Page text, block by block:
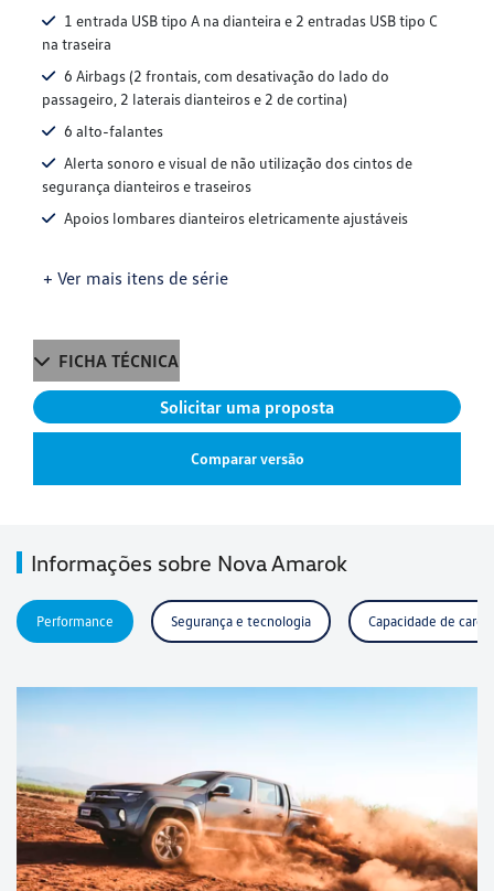
1 entrada USB tipo A na dianteira e 2 entradas USB tipo C
na traseira
6 Airbags (2 frontais, com desativação do lado do
passageiro, 2 laterais dianteiros e 2 de cortina)
6 alto-falantes
Alerta sonoro e visual de não utilização dos cintos de
segurança dianteiros e traseiros
Apoios lombares dianteiros eletricamente ajustáveis
+ Ver mais itens de série
FICHA TÉCNICA
Solicitar uma proposta
Comparar versão
Informações sobre Nova Amarok
Performance Segurança e tecnologia Capacidade de carga